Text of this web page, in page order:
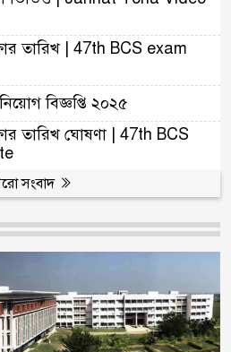
তারিখ | 47th BCS exam
বিজ্ঞপ্তি ২০২৫
তারিখ ঘোষণা | 47th BCS
সংবাদ